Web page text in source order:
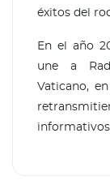
éxitos del
En el año
une a
Vaticano,